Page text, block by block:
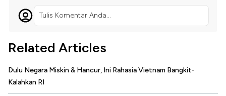
Tulis Komentar Anda...
Related Articles
Dulu Negara Miskin & Hancur, Ini Rahasia Vietnam Bangkit-
Kalahkan RI